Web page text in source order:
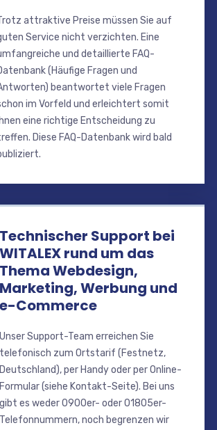
attraktive Preise müssen Sie auf
Service nicht verzichten. Eine
und detaillierte FAQ-
(Häufige Fragen und
beantwortet viele Fragen
im Vorfeld und erleichtert somit
Ihnen eine richtige Entscheidung zu
Diese FAQ-Datenbank wird bald
Technischer Support bei
WITALEX rund um das
Thema Webdesign,
Marketing, Werbung und
e-Commerce
Unser Support-Team erreichen Sie
telefonisch zum Ortstarif (Festnetz,
Deutschland), per Handy oder per Online-
Formular (siehe Kontakt-Seite). Bei uns
gibt es weder 0900er- oder 01805er-
Telefonnummern, noch begrenzen wir